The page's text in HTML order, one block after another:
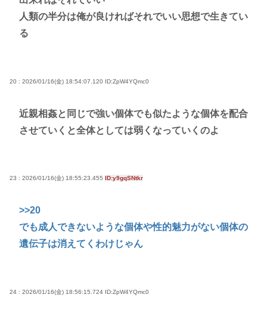
人類の半分は俺が良ければそれでいい思想で生きてい
る
20 : 2026/01/16(金) 18:54:07.120 ID:ZpW4YQmc0
近親相姦と同じで強い個体でも似たような個体を配合
させていくと全体としては弱くなっていくのよ
23 : 2026/01/16(金) 18:55:23.455 ID:y9gqSNtkr
>>20
でも成人できないような個体や性的魅力がない個体の
遺伝子は消えてくわけじゃん
24 : 2026/01/16(金) 18:56:15.724 ID:ZpW4YQmc0